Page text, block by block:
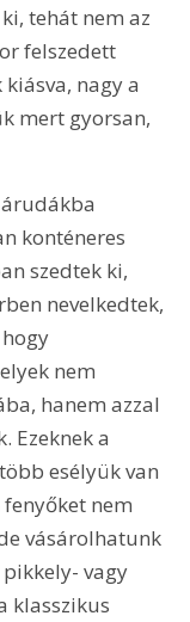
tehát nem az
felszedett
kiásva, nagy a
mert gyorsan,
konténeres
szedtek ki,
nevelkedtek,
nem
hanem azzal
Ezeknek a
esélyük van
nem
vásárolhatunk
vagy
klasszikus